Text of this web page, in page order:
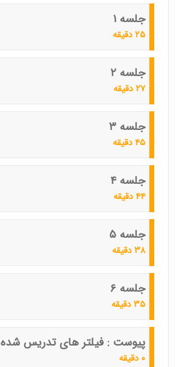
جلسه ۱
۲۵ دقیقه
جلسه ۲
۲۷ دقیقه
جلسه ۳
۴۵ دقیقه
جلسه ۴
۴۴ دقیقه
جلسه ۵
۳۸ دقیقه
جلسه ۶
۳۵ دقیقه
پیوست : فیلتر های تدریس شده
۰ دقیقه